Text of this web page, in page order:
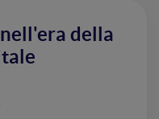
della